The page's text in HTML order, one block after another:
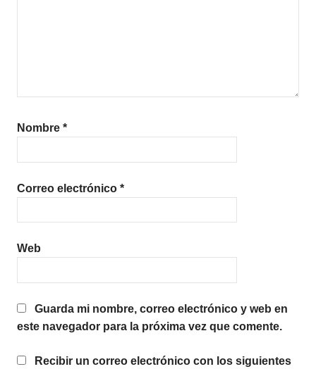
Nombre *
Correo electrónico *
Web
Guarda mi nombre, correo electrónico y web en
este navegador para la próxima vez que comente.
Recibir un correo electrónico con los siguientes